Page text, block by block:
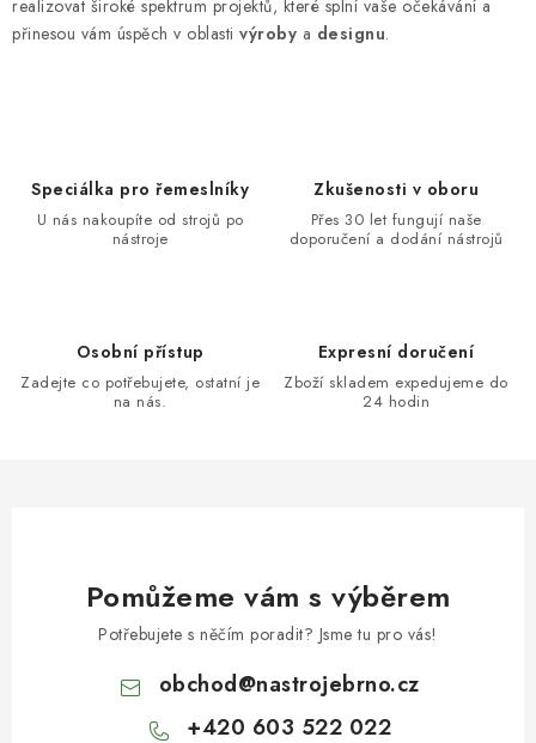
realizovat široké spektrum projektů, které splní vaše očekávání a
přinesou vám úspěch v oblasti výroby a designu.
Speciálka pro řemeslníky
U nás nakoupíte od strojů po
nástroje
Zkušenosti v oboru
Přes 30 let fungují naše
doporučení a dodání nástrojů
Osobní přístup
Zadejte co potřebujete, ostatní je
na nás.
Expresní doručení
Zboží skladem expedujeme do
24 hodin
Pomůžeme vám s výběrem
Potřebujete s něčím poradit? Jsme tu pro vás!
obchod@nastrojebrno.cz
+420 603 522 022